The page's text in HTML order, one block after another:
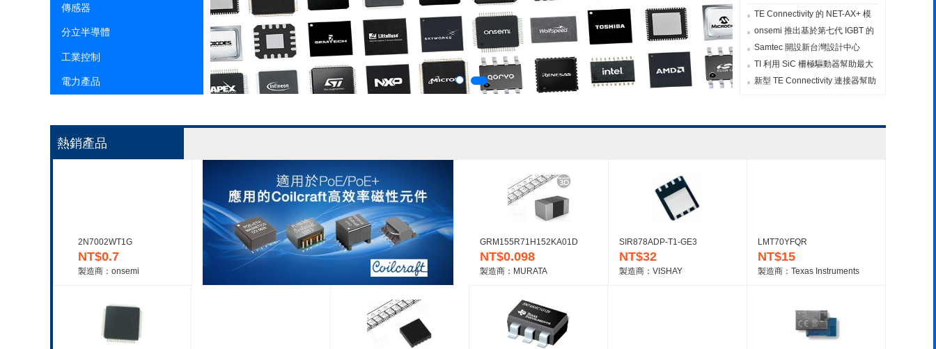
傳感器
分立半導體
工業控制
電力產品
TE Con​​nectivity 的 NET-AX+ 模
組化混合連接器系統是下一代車
輛架構的關鍵推動者
onsemi 推出基於第七代 IGBT 的
智慧功率模組，以降低加熱和冷
卻能耗
Samtec 開設新台灣設計中心
TI 利用 SiC 柵極驅動器幫助最大
限度地提高電動汽車的行駛里程
新型 TE Con​​nectivity 連接器幫助
器
代AMOLED節能顯示器
ROHM 的新型 600V 超級結
熱銷產品
2N7002WT1G
NT$0.7
製造商：onsemi
GRM155R71H152KA01D
NT$0.098
製造商：MURATA
SIR878ADP-T1-GE3
NT$32
製造商：VISHAY
LMT70YFQR
NT$15
製造商：Texas Instruments